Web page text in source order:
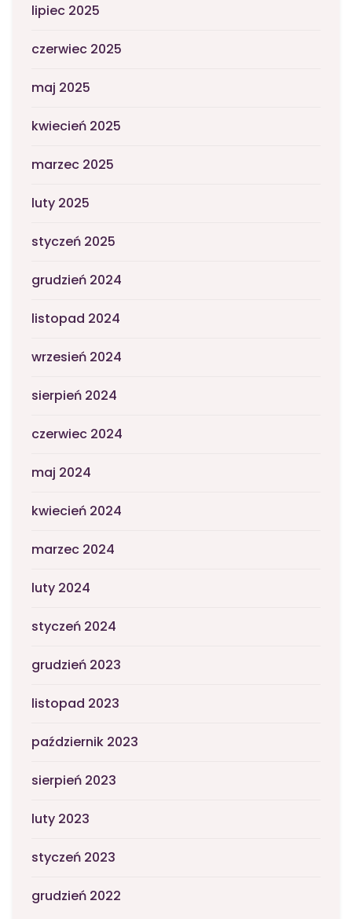
lipiec 2025
czerwiec 2025
maj 2025
kwiecień 2025
marzec 2025
luty 2025
styczeń 2025
grudzień 2024
listopad 2024
wrzesień 2024
sierpień 2024
czerwiec 2024
maj 2024
kwiecień 2024
marzec 2024
luty 2024
styczeń 2024
grudzień 2023
listopad 2023
październik 2023
sierpień 2023
luty 2023
styczeń 2023
grudzień 2022